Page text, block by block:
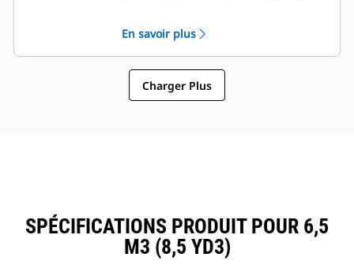
d'autres équipement, sans que
vous n'ayez à lâcher les
manipulateurs.
Améliorez la visibilité afin de
simplifiez et de sécuriser les
En savoir plus
Charger Plus
SPÉCIFICATIONS PRODUIT POUR 6,5
M3 (8,5 YD3)